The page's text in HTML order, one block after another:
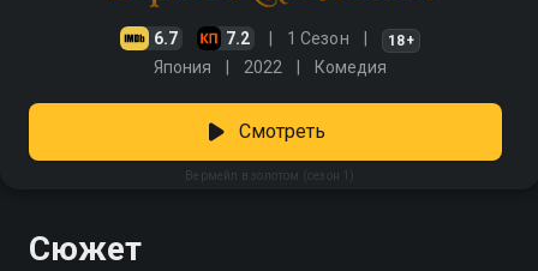
6.7 7.2 1 Сезон 18+
Япония 2022 Комедия
Вермейл в золотом (сезон 1)
Смотреть
Сюжет